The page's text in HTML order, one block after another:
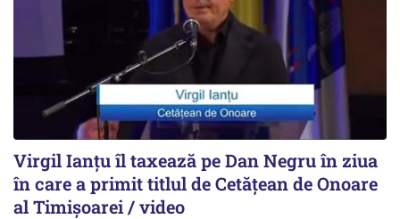
Virgil Ianțu îl taxează pe Dan Negru în ziua
în care a primit titlul de Cetățean de Onoare
al Timișoarei / video